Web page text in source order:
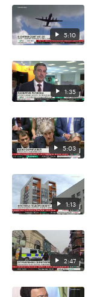
5:10
1:35
5:03
1:13
2:47